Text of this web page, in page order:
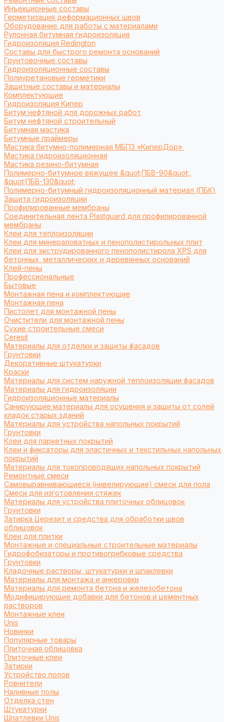
Инъекционные составы
Герметизация деформационных швов
Оборудование для работы с материалами
Рулонная битумная гидроизоляция
Гидроизоляция Redington
Составы для быстрого ремонта оснований
Грунтовочные составы
Гидроизоляционные составы
Полиуретановые герметики
Защитные составы и материалы
Комплектующие
Гидроизоляция Кипер
Битум нефтяной для дорожных работ
Битум нефтяной строительный
Битумная мастика
Битумные праймеры
Мастика битумно-полимерная МБПЗ «КиперДор»
Мастика гидроизоляционная
Мастика резино-битумная
Полимерно-битумное вяжущее &quot;ПБВ-90&quot;,
&quot;ПБВ-130&quot;
Полимерно-битумный гидроизоляционный материал (ПБК)
Защита гидроизоляции
Профилированные мембраны
Соединительная лента Plastguard для профилированной
мембраны
Клеи для теплоизоляции
Клеи для минераловатных и пенополистирольных плит
Клеи для экструдированного пенополистирола XPS для
бетонных, металлических и деревянных оснований
Клей-пены
Профессиональные
Бытовые
Монтажная пена и комплектующие
Монтажная пена
Пистолет для монтажной пены
Очистители для монтажной пены
Сухие строительные смеси
Ceresit
Материалы для отделки и защиты фасадов
Грунтовки
Декоративные штукатурки
Краски
Материалы для систем наружной теплоизоляции фасадов
Материалы для гидроизоляции
Гидроизоляционные материалы
Санирующие материалы для осушения и защиты от солей
кладок старых зданий
Материалы для устройства напольных покрытий
Грунтовки
Клеи для паркетных покрытий
Клеи и фиксаторы для эластичных и текстильных напольных
покрытий
Материалы для токопроводящих напольных покрытий
Ремонтные смеси
Самовыравнивающиеся (нивелирующие) смеси для пола
Смеси для изготовления стяжек
Материалы для устройства плиточных облицовок
Грунтовки
Затирка Церезит и средства для обработки швов
облицовок
Клеи для плитки
Монтажные и специальные строительные материалы
Гидрофобизаторы и противогрибковые средства
Грунтовки
Кладочные растворы, штукатурки и шпаклевки
Материалы для монтажа и анкеровки
Материалы для ремонта бетона и железобетона
Модифицирующие добавки для бетонов и цементных
растворов
Монтажные клеи
Unis
Новинки
Популярные товары
Плиточная облицовка
Плиточные клеи
Затирки
Устройство полов
Ровнители
Наливные полы
Отделка стен
Штукатурки
Шпатлевки Unis